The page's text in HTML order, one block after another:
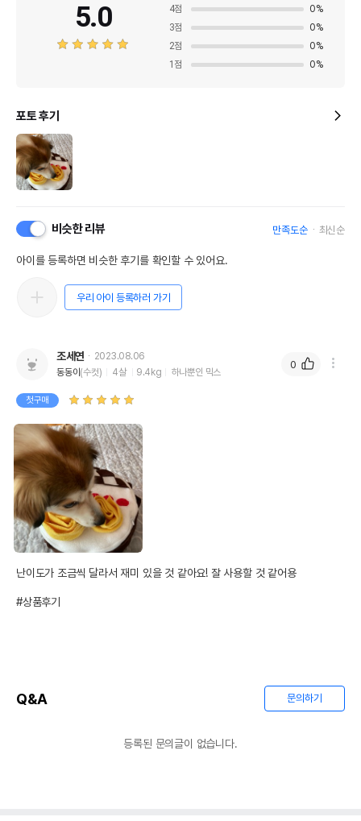
5.0
4점 0%
3점 0%
2점 0%
1 점 0%
포토 후기
비슷한 리뷰 만족도순 최신순
아이를 등록하면 비슷한 후기를 확인할 수 있어요.
우리 아이 등록하러 가기
조세연
2023.08.06
동동이 (수컷) 4살 9.4kg 하나뿐인 믹스
첫구매
난이도가 조금씩 달라서 재미 있을 것 같아요! 잘 사용할 것 같어용
#상품후기
0
Q&A 문의하기
등록된 문의글이 없습니다.